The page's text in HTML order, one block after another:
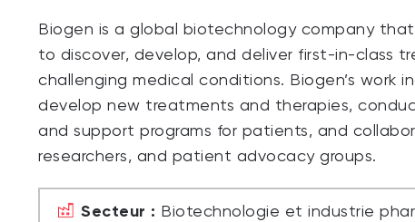
Biogen is a global biotechnology company
to discover, develop, and deliver first-in-class
challenging medical conditions. Biogen’s
develop new treatments and therapies,
and support programs for patients, and
researchers, and patient advocacy groups.
Secteur : Biotechnologie et industrie